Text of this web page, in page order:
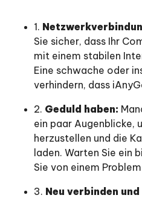
1.
Sie sicher, dass Ihr
mit einem stabilen
Eine schwache oder
verhindern, dass
2. Geduld haben:
ein paar Augenblicke,
herzustellen und die
laden. Warten Sie ein
Sie von einem
3. Neu verbinden